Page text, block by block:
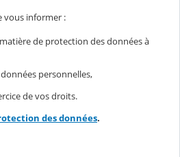
vous informer :
de protection des données à
personnelles,
de vos droits.
des données.